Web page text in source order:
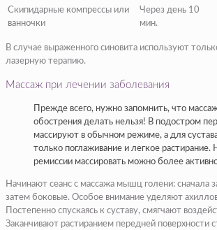
Скипидарные компрессы или
ванночки
Через день 10
мин.
В случае выраженного синовита используют
лазерную терапию.
Массаж при лечении заболевания
Прежде всего, нужно запомнить, что
обострения делать нельзя! В подостром
массируют в обычном режиме, а для
только поглаживание и легкое растирание.
ремиссии массировать можно более
Начинают сеанс с массажа мышц голени: сначала
затем боковые. Особое внимание уделяют
Постепенно спускаясь к суставу, смягчают
Заканчивают растиранием передней поверхности